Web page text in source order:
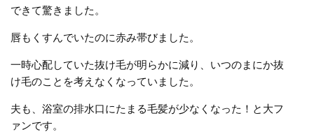
できて驚きました。
唇もくすんでいたのに赤み帯びました。
一時心配していた抜け毛が明らかに減り、いつのまにか抜
け毛のことを考えなくなっていました。
夫も、浴室の排水口にたまる毛髪が少なくなった！と大フ
ァンです。